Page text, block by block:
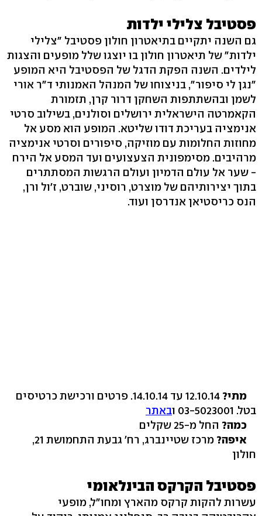
פסטיבל צלילי ילדות
גם השנה יתקיים בתיאטרון חולון פסטיבל "צלילי
ילדות" של תיאטרון חולון בו יוצגו שלל מופעים והצגות
לילדים. השנה הפקת הדגל של הפסטיבל היא המופע
"נגן לי סיפור", בניצוחו של המנהל האמנותי ד"ר אורי
לשמן ובהשתתפות השחקן דרור קרן, תזמורת
הקאמרטה הישראלית ירושלים וסולנים, בשילוב סרטי
אנימציה בעריכת דודו שליטא. המופע הוא מסע אל
מחוזות החלומות עם מוזיקה, סיפורים וסרטי אנימציה
מרהיבים. מסימפונית הצעצועים ועד המסע אל הירח
- שער אל עולם הדמיון ועולם הרגשות המסתתרים
בתוך יצירותיהם של מוצרט, רוסיני, שוברט, ז'ול ורן,
הנס כריסטיאן אנדרסן ועוד.
מתי?
12.10.14 עד 14.10.14. פרטים ורכישת כרטיסים
בטל. 03-5023001 ו
באתר
כמה? החל מ-25 שקלים
איפה?
מרכז שטיינברג, רח' גבעת התחמושת 21,
חולון
פסטיבל הקרקס הבינלאומי
עשרות להקות קרקס מהארץ ומחו"ל, מופעי